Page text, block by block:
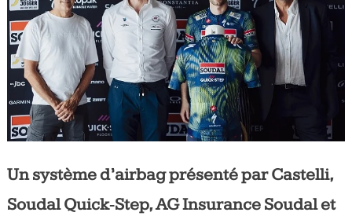
Tous
les
jours,
votre
actualité
vélo
et
triathlon
Un système d’airbag présenté par Castelli,
Soudal Quick‑Step, AG Insurance Soudal et